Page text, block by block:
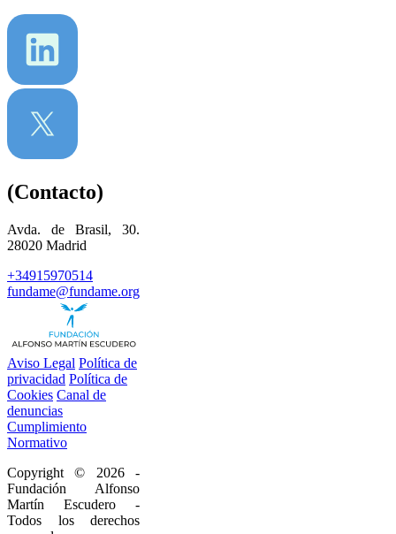
(Contacto)
Avda. de Brasil, 30.
28020 Madrid
+34915970514
fundame@fundame.org
Aviso Legal Política de
privacidad Política de
Cookies Canal de
denuncias
Cumplimiento
Normativo
Copyright © 2026 -
Fundación Alfonso
Martín Escudero -
Todos los derechos